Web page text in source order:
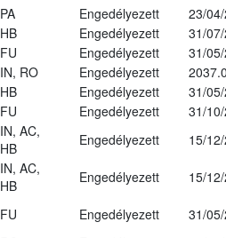
PA Engedélyezett
23/
HB Engedélyezett
31/
FU Engedélyezett
31/
IN, RO Engedélyezett
HB Engedélyezett
31/
FU Engedélyezett
31/
IN, AC,
HB
Engedélyezett
15/
IN, AC,
HB
Engedélyezett
15/
FU Engedélyezett
31/